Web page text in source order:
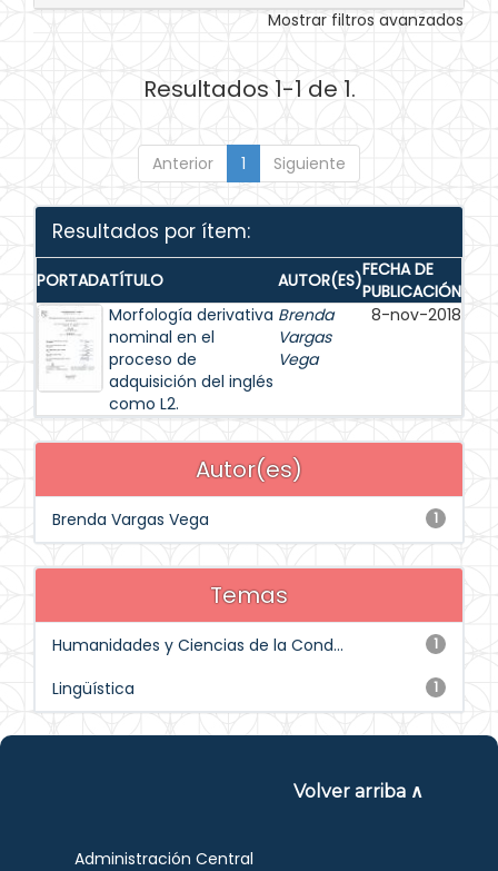
Mostrar filtros avanzados
Resultados 1-1 de 1.
Anterior 1 Siguiente
Resultados por ítem:
PORTADATÍTULO AUTOR(ES)FECHA DE
PUBLICACIÓN
Morfología derivativa
nominal en el
proceso de
adquisición del inglés
como L2.
Brenda
Vargas
Vega
8-nov-2018
Autor(es)
1
Brenda Vargas Vega
Temas
1
Humanidades y Ciencias de la Cond...
1
Lingüística
Volver arriba ∧
Administración Central